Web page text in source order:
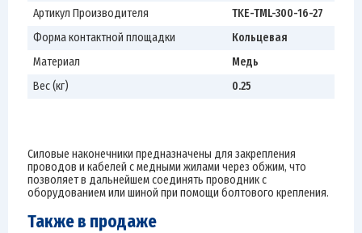
Артикул Производителя
TKE-TML-300-16-27
Форма контактной площадки
Кольцевая
Материал
Медь
Вес (кг)
0.25
Силовые наконечники предназначены для закрепления
проводов и кабелей с медными жилами через обжим, что
позволяет в дальнейшем соединять проводник с
оборудованием или шиной при помощи болтового крепления.
Также в продаже